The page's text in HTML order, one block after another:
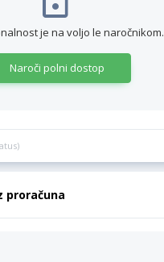
je na voljo le naročnikom.
Naroči polni dostop
proračuna